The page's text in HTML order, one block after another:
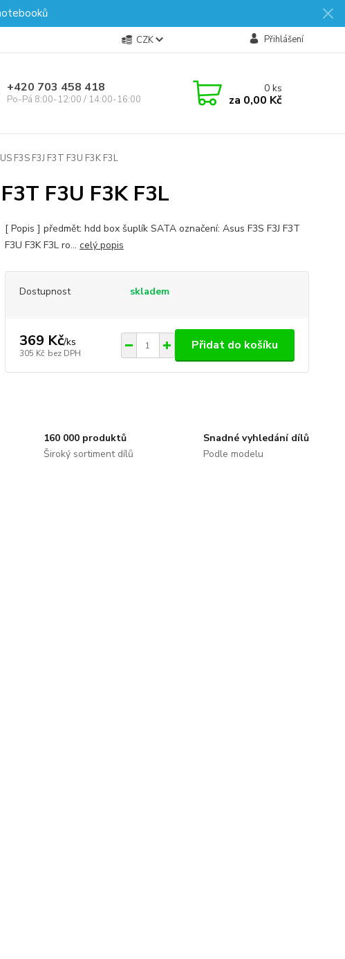
CZK Přihlášení
+420 703 458 418
Po-Pá 8:00-12:00 / 14:00-16:00
0ks
za 0,00 Kč
F3S F3J F3T F3U F3K F3L
F3U F3K F3L
[ Popis ] předmět: hdd box šuplík SATA označení: Asus F3S F3J F3T
F3U F3K F3L ro... celý popis
Dostupnost skladem
369 Kč/ks
305 Kč bez DPH
Přidat do košíku
160 000 produktů
Široký sortiment dílů
Snadné vyhledání dílů
Podle modelu